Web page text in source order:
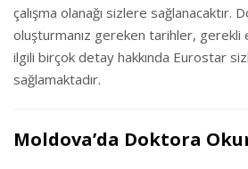
çalışma olanağı sizlere sağlanacaktır.
oluşturmanız gereken tarihler, gerekli
ilgili birçok detay hakkında Eurostar
sağlamaktadır.
Moldova’da Doktora